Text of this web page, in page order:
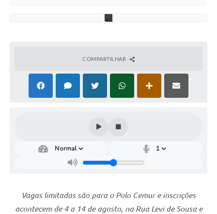
COMPARTILHAR
Vagas limitadas são para o Polo Cemur e inscrições
acontecem de 4 a 14 de agosto, na Rua Levi de Sousa e